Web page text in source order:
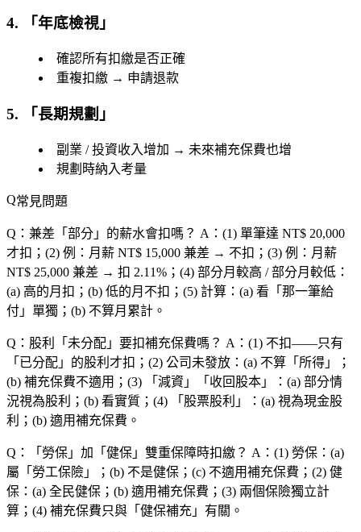
4. 「年底檢視 」
確認所有扣繳是否正確
重複扣繳 → 申請退款
5. 「長期規劃 」
副業 / 投資收入增加 → 未來補充保費也增
規劃時納入考量
常見問題
Q：兼差「 部分 」的薪水會扣嗎？ A：(1) 單筆達 NT$ 20,000
才扣；(2) 例：月薪 NT$ 15,000 兼差 → 不扣；(3) 例：月薪
NT$ 25,000 兼差 → 扣 2.11%；(4) 部分月 較高 / 部分月較低：
(a) 高的月扣；(b) 低的月不扣；(5) 計算：(a) 看「 那一筆給
付 」單獨；(b) 不算月累計。
Q：股利「 未分配 」要扣補充保費嗎？ A：(1) 不扣——只有
「 已分配 」的股利才扣；(2) 公司未發放：(a) 不算「 所得 」；
(b) 補充保費不適用；(3) 「 減資 」「 收回股本 」：(a) 部分情
況視為股利；(b) 看實質；(4) 「 股票股利 」：(a) 視為現金股
利；(b) 適用補充保費。
Q：「 勞保 」加「 健保 」雙重保障時扣繳？ A：(1) 勞保：(a)
屬「 勞工保險 」；(b) 不是健保；(c) 不適用補充保費；(2) 健
保：(a) 全民健保；(b) 適用補充保費；(3) 兩個保險獨立計
算；(4) 補充保費只與「 健保補充 」有關。